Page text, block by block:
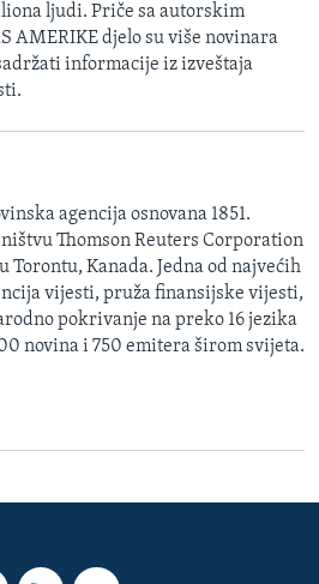
ljudi. Priče sa autorskim
AMERIKE djelo su više novinara
informacije iz izveštaja
agencija osnovana 1851.
Thomson Reuters Corporation
Torontu, Kanada. Jedna od najvećih
vijesti, pruža finansijske vijesti,
pokrivanje na preko 16 jezika
novina i 750 emitera širom svijeta.